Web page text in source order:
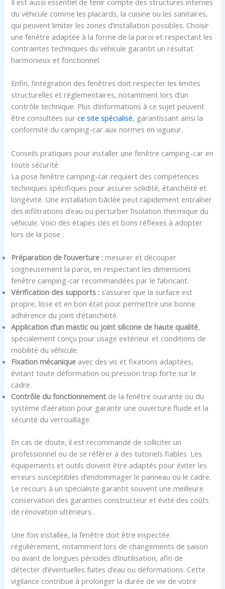
du véhicule comme les placards, la cuisine ou les sanitaires,
qui peuvent limiter les zones d’installation possibles. Choisir
une fenêtre adaptée à la forme de la paroi et respectant les
contraintes techniques du véhicule garantit un résultat
harmonieux et fonctionnel.
Enfin, l’intégration des fenêtres doit respecter les limites
structurelles et réglementaires, notamment lors d’un
contrôle technique. Plus d’informations à ce sujet peuvent
être consultées surce site spécialisé, garantissant ainsi la
conformité du camping-car aux normes en vigueur.
Conseils pratiques pour installer une fenêtre camping-car en
toute sécurité
La pose fenêtre camping-car requiert des compétences
techniques spécifiques pour assurer solidité, étanchéité et
longévité. Une installation bâclée peut rapidement entraîner
des infiltrations d’eau ou perturber l’isolation thermique du
véhicule. Voici des étapes clés et bons réflexes à adopter
lors de la pose :
Préparation de l’ouverture : mesurer et découper
soigneusement la paroi, en respectant les dimensions
fenêtre camping-car recommandées par le fabricant.
Vérification des supports : s’assurer que la surface est
propre, lisse et en bon état pour permettre une bonne
adhérence du joint d’étanchéité.
Application d’un mastic ou joint silicone de haute qualité,
spécialement conçu pour usage extérieur et conditions de
mobilité du véhicule.
Fixation mécanique avec des vis et fixations adaptées,
évitant toute déformation ou pression trop forte sur le
cadre.
Contrôle du fonctionnement de la fenêtre ouvrante ou du
système d’aération pour garantir une ouverture fluide et la
sécurité du verrouillage.
En cas de doute, il est recommandé de solliciter un
professionnel ou de se référer à des tutoriels fiables. Les
équipements et outils doivent être adaptés pour éviter les
erreurs susceptibles d’endommager le panneau ou le cadre.
Le recours à un spécialiste garantit souvent une meilleure
conservation des garanties constructeur et évite des coûts
de rénovation ultérieurs.
Une fois installée, la fenêtre doit être inspectée
régulièrement, notamment lors de changements de saison
ou avant de longues périodes d’inutilisation, afin de
détecter d’éventuelles fuites d’eau ou déformations. Cette
vigilance contribue à prolonger la durée de vie de votre